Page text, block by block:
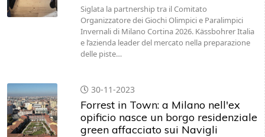
Siglata la partnership tra il Comitato
Organizzatore dei Giochi Olimpici e Paralimpici
Invernali di Milano Cortina 2026. Kässbohrer Italia
e l’azienda leader del mercato nella preparazione
delle piste…
30-11-2023
Forrest in Town: a Milano nell'ex
opificio nasce un borgo residenziale
green affacciato sui Navigli